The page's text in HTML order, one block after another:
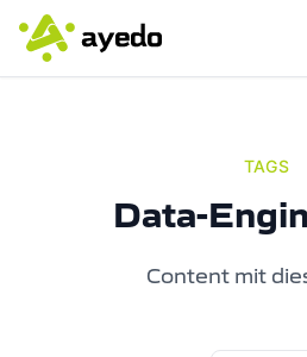
TAGS
Data-
Content mit